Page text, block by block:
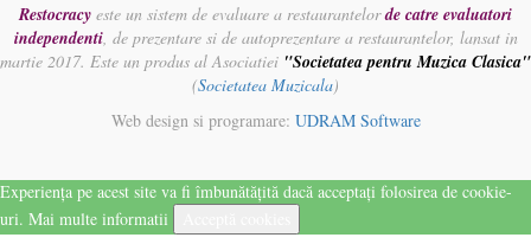
Restocracy este un sistem de evaluare a restaurantelorde catre evaluatori
independenti, de prezentare si de autoprezentare a restaurantelor, lansat in
martie 2017. Este un produs al Asociatiei "Societatea pentru Muzica Clasica"
(Societatea Muzicala)
Web design si programare: UDRAM Software
Experiența pe acest site va fi îmbunătățită dacă acceptați folosirea de cookie-
uri. Mai multe informatii